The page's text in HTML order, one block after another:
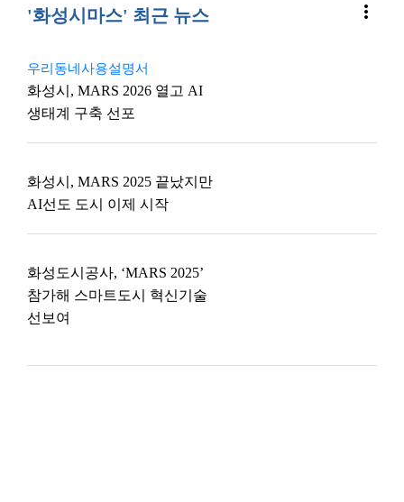
'화성시마스' 최근 뉴스 more_vert
우리동네사용설명서
화성시, MARS 2026 열고 AI
생태계 구축 선포
화성시, MARS 2025 끝났지만
AI선도 도시 이제 시작
화성도시공사, ‘MARS 2025’
참가해 스마트도시 혁신기술
선보여